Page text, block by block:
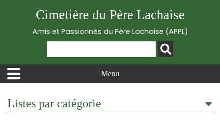
Cimetière du Père Lachaise
Amis et Passionnés du Père Lachaise (APPL)
Menu
Listes par catégorie